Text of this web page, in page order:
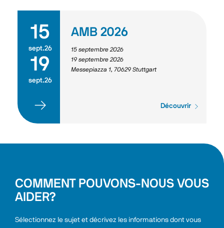
15
sept.26
19
sept.26
AMB 2026
15 septembre 2026
19 septembre 2026
Messepiazza 1, 70629 Stuttgart
Découvrir
COMMENT POUVONS-NOUS VOUS
AIDER?
Sélectionnez le sujet et décrivez les informations dont vous